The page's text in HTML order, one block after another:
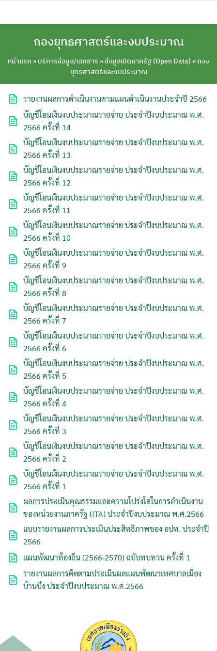
ค้นหา
สำหรับ:
กองยุทธศาสตร์และงบประมาณ
หน้าแรก » บริการข้อมูล/เอกสาร »ข้อมูลเปิดภาครัฐ (Open Data) »กอง
ยุทธศาสตร์และงบประมาณ
รายงานผลการดำเนินงานตามแผนดำเนินงานประจำปี 2566
บัญชีโอนเงินงบประมาณรายจ่าย ประจำปีงบประมาณ พ.ศ.
2566 ครั้งที่ 14
บัญชีโอนเงินงบประมาณรายจ่าย ประจำปีงบประมาณ พ.ศ.
2566 ครั้งที่ 13
บัญชีโอนเงินงบประมาณรายจ่าย ประจำปีงบประมาณ พ.ศ.
2566 ครั้งที่ 12
บัญชีโอนเงินงบประมาณรายจ่าย ประจำปีงบประมาณ พ.ศ.
2566 ครั้งที่ 11
บัญชีโอนเงินงบประมาณรายจ่าย ประจำปีงบประมาณ พ.ศ.
2566 ครั้งที่ 10
บัญชีโอนเงินงบประมาณรายจ่าย ประจำปีงบประมาณ พ.ศ.
2566 ครั้งที่ 9
บัญชีโอนเงินงบประมาณรายจ่าย ประจำปีงบประมาณ พ.ศ.
2566 ครั้งที่ 8
บัญชีโอนเงินงบประมาณรายจ่าย ประจำปีงบประมาณ พ.ศ.
2566 ครั้งที่ 7
บัญชีโอนเงินงบประมาณรายจ่าย ประจำปีงบประมาณ พ.ศ.
2566 ครั้งที่ 6
บัญชีโอนเงินงบประมาณรายจ่าย ประจำปีงบประมาณ พ.ศ.
2566 ครั้งที่ 5
บัญชีโอนเงินงบประมาณรายจ่าย ประจำปีงบประมาณ พ.ศ.
2566 ครั้งที่ 4
บัญชีโอนเงินงบประมาณรายจ่าย ประจำปีงบประมาณ พ.ศ.
2566 ครั้งที่ 3
บัญชีโอนเงินงบประมาณรายจ่าย ประจำปีงบประมาณ พ.ศ.
2566 ครั้งที่ 2
บัญชีโอนเงินงบประมาณรายจ่าย ประจำปีงบประมาณ พ.ศ.
2566 ครั้งที่ 1
ผลการประเมินคุณธรรมและความโปร่งใสในการดำเนินงาน
ของหน่วยงานภาครัฐ (ITA) ประจำปีงบประมาณ พ.ศ.2566
แบบรายงานผลการประเมินประสิทธิภาพของ อปท. ประจำปี
2566
แผนพัฒนาท้องถิ่น (2566-2570) ฉบับทบทวน ครั้งที่ 1
รายงานผลการติดตามประเมินผลแผนพัฒนาเทศบาลเมือง
บ้านบึง ประจำปีงบประมาณ พ.ศ.2566